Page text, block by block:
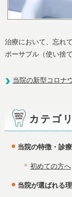
治療において、忘れ
ポーサブル（使い捨
当院の新型コロナ
カテゴ
当院の特徴・診
初めての方へ
当院が選ばれる